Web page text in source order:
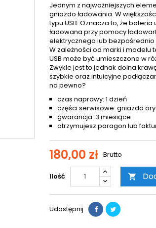
Jednym z najważniejszych
gniazdo ładowania. W
typu USB. Oznacza to, że
ładowana przy pomocy
elektrycznego lub
W zależności od marki i modelu
USB może być umieszczone w
Zwykle jest to jednak dolna
szybkie oraz intuicyjne
na pewno?
czas naprawy: 1 dzień
części serwisowe: gniazdo
gwarancja: 3 miesiące
otrzymujesz paragon lub
180,00 zł Brutto
Ilość 
Udostępnij